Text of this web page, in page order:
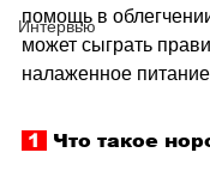
Интервью
помощь в
может сыграть
налаженное
1 Что такое